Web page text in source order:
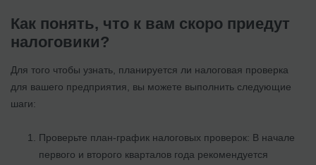
Как понять, что к вам скоро приедут
налоговики?
Для того чтобы узнать, планируется ли налоговая проверка
для вашего предприятия, вы можете выполнить следующие
шаги:
Проверьте план-график налоговых проверок: В начале
первого и второго кварталов года рекомендуется